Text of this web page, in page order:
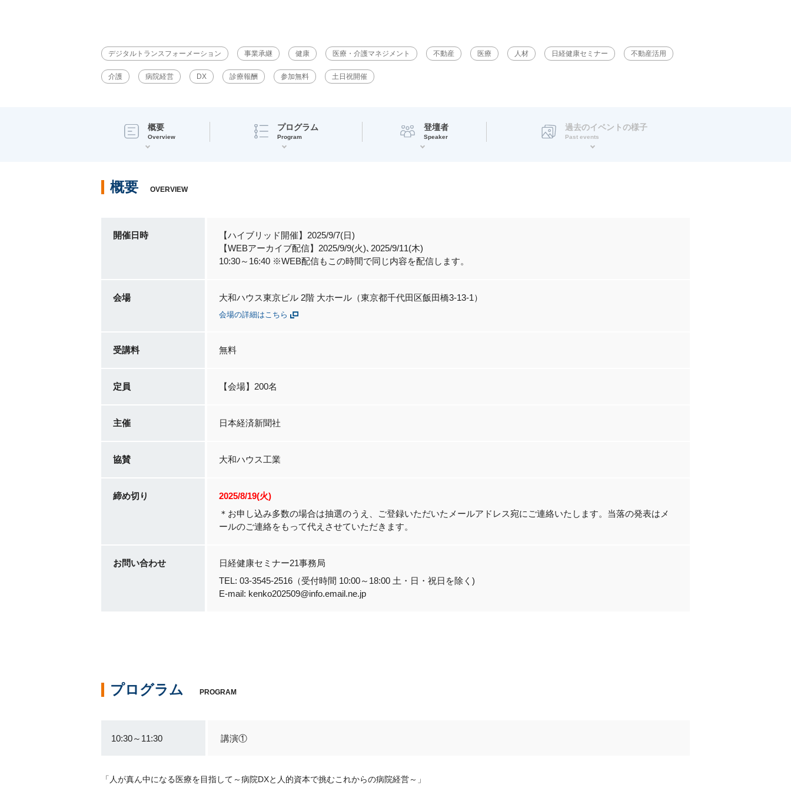
デジタルトランスフォーメーション 事業承継 健康 医療・介護マネジメント 不動産 医療 人材 日経健康セミナー 不動産活用
介護 病院経営 DX 診療報酬 参加無料 土日祝開催
概要
Overview
プログラム
Program
登壇者
Speaker
過去のイベントの様子
Past events
概要 OVERVIEW
開催日時
【ハイブリッド開催】2025/9/7(日)
【WEBアーカイブ配信】2025/9/9(火)､2025/9/11(木)
10:30～16:40 ※WEB配信もこの時間で同じ内容を配信します。
会場 大和ハウス東京ビル 2階 大ホール（東京都千代田区飯田橋3-13-1）
会場の詳細はこちら
受講料 無料
定員 【会場】200名
主催 日本経済新聞社
協賛 大和ハウス工業
締め切り
2025/8/19(火)
＊お申し込み多数の場合は抽選のうえ、ご登録いただいたメールアドレス宛にご連絡いたします。当落の発表はメ
ールのご連絡をもって代えさせていただきます。
お問い合わせ
日経健康セミナー21事務局
TEL: 03-3545-2516（受付時間 10:00～18:00 土・日・祝日を除く)
E-mail: kenko202509@info.email.ne.jp
プログラム PROGRAM
10:30～11:30 講演①
「人が真ん中になる医療を目指して～病院DXと人的資本で挑むこれからの病院経営～」